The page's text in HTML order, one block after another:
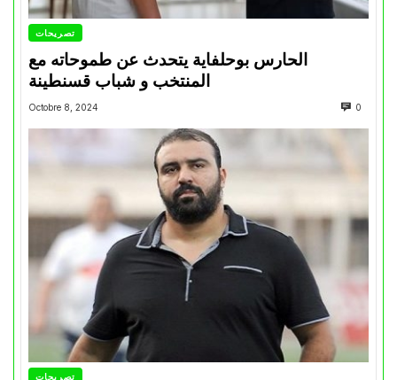
تصريحات
الحارس بوحلفاية يتحدث عن طموحاته مع
المنتخب و شباب قسنطينة
Octobre 8, 2024 0
تصريحات